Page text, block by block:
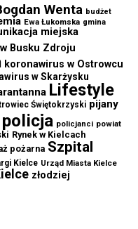
Wenta budżet
Ewa Łukomska gmina
miejska
Busku Zdroju
koronawirus w Ostrowcu
w Skarżysku
Lifestyle
Świętokrzyski pijany
policja policjanci powiat
Rynek w Kielcach
pożarna Szpital
Kielce Urząd Miasta Kielce
złodziej